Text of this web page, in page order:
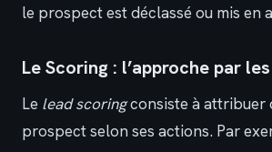
le prospect est déclassé ou mis en
Le Scoring : l’approche par
Le lead scoringconsiste à attribuer
prospect selon ses actions. Par